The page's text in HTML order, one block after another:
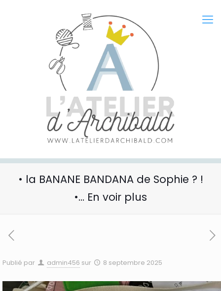
• la BANANE BANDANA de Sophie ? !
•… En voir plus
Publié par admin456 sur 8 septembre 2025